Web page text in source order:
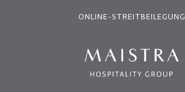
ONLINE-STREITBEILEGUNG